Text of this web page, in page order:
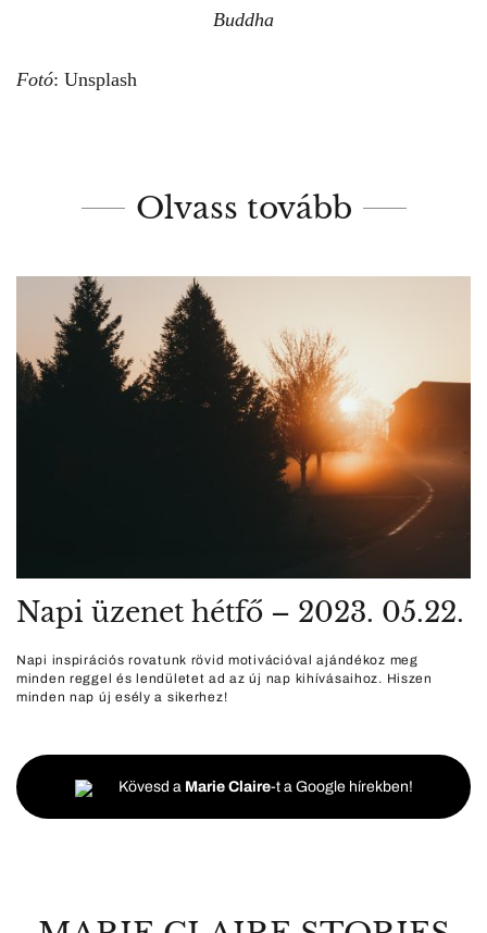
Buddha
Fotó: Unsplash
Olvass tovább
Napi üzenet hétfő – 2023. 05.22.
Napi inspirációs rovatunk rövid motivációval ajándékoz meg
minden reggel és lendületet ad az új nap kihívásaihoz. Hiszen
minden nap új esély a sikerhez!
Kövesd a Marie Claire-t a Google hírekben!